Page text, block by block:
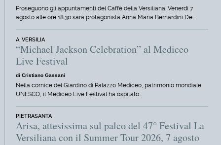
Proseguono gli appuntamenti del Caffè della Versiliana. Venerdì 7
agosto alle ore 18.30 sarà protagonista Anna Maria Bernardini De…
A. VERSILIA
“Michael Jackson Celebration” al Mediceo
Live Festival
di Cristiano Gassani
Nella cornice del Giardino di Palazzo Mediceo, patrimonio mondiale
UNESCO, il Mediceo Live Festival ha ospitato…
PIETRASANTA
Arisa, attesissima sul palco del 47° Festival La
Versiliana con il Summer Tour 2026, 7 agosto